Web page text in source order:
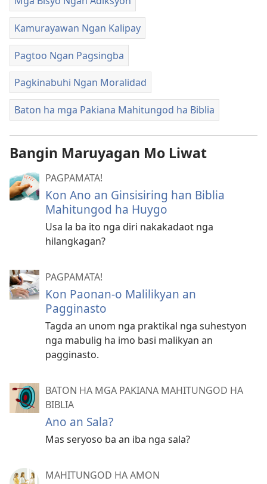
Kamurayawan Ngan Kalipay
Pagtoo Ngan Pagsingba
Pagkinabuhi Ngan Moralidad
Baton ha mga Pakiana Mahitungod ha Biblia
Bangin Maruyagan Mo Liwat
PAGPAMATA!
Kon Ano an Ginsisiring han Biblia
Mahitungod ha Huygo
Usa la ba ito nga diri nakakadaot nga
hilangkagan?
PAGPAMATA!
Kon Paonan-o Malilikyan an
Pagginasto
Tagda an unom nga praktikal nga suhestyon
nga mabulig ha imo basi malikyan an
pagginasto.
BATON HA MGA PAKIANA MAHITUNGOD HA
BIBLIA
Ano an Sala?
Mas seryoso ba an iba nga sala?
MAHITUNGOD HA AMON